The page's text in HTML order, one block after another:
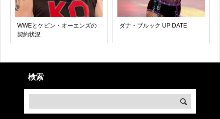
WWEとケビン・オーエンズの
契約状況
ダナ・ブルック UP DATE
検索